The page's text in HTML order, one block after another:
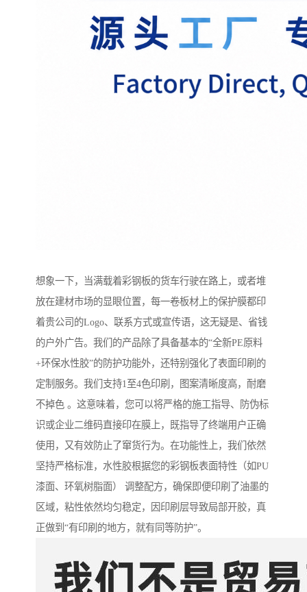
想象一下，当满载着彩钢板的货车行驶在路上，或者堆
放在建材市场的显眼位置，每一卷板材上的保护膜都印
着贵公司的Logo、联系方式或宣传语，这无疑是、省钱
的户外广告。我们的产品除了具备基本的“全新PE原料
+环保水性胶”的防护功能外，还特别强化了表面印刷的
定制服务。我们支持1至4色印刷，图案清晰度高，耐磨
不掉色 。这意味着，您可以将严格的施工指导、防伪标
识或企业二维码直接印在膜上，既指导了终端用户正确
使用，又有效防止了窜货行为。在功能性上，我们依然
坚持严格标准，水性胶根据您的彩钢板表面特性（如PU
漆面、环氧树脂面） 调整配方，确保即便印刷了油墨的
区域，粘性依然均匀稳定，因印刷层导致局部开胶，真
正做到“有印刷的地方，就有同等防护”。